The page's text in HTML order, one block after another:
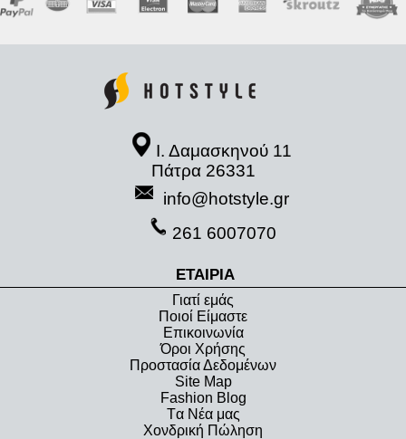
Ι. Δαμασκηνού 11
Πάτρα 26331
info@hotstyle.gr
261 6007070
ΕΤΑΙΡΙΑ
Γιατί εμάς
Ποιοί Είμαστε
Eπικοινωνία
Όροι Xρήσης
Προστασία Δεδομένων
Site Map
Fashion Blog
Tα Νέα μας
Χονδρική Πώληση